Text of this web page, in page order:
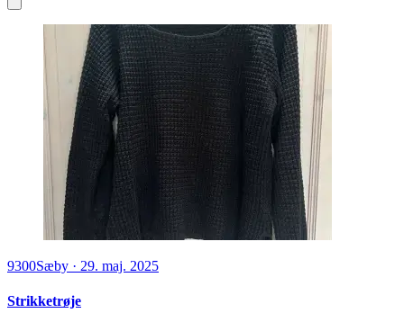
9300Sæby · 29. maj. 2025
Strikketrøje